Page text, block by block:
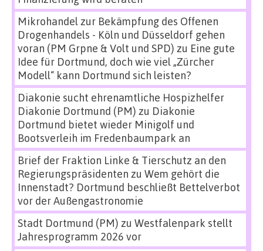
Mikrohandel zur Bekämpfung des Offenen
Drogenhandels - Köln und Düsseldorf gehen
voran (PM Grpne & Volt und SPD) zu Eine gute
Idee für Dortmund, doch wie viel „Zürcher
Modell“ kann Dortmund sich leisten?
Diakonie sucht ehrenamtliche Hospizhelfer
Diakonie Dortmund (PM) zu Diakonie
Dortmund bietet wieder Minigolf und
Bootsverleih im Fredenbaumpark an
Brief der Fraktion Linke & Tierschutz an den
Regierungspräsidenten zu Wem gehört die
Innenstadt? Dortmund beschließt Bettelverbot
vor der Außengastronomie
Stadt Dortmund (PM) zu Westfalenpark stellt
Jahresprogramm 2026 vor